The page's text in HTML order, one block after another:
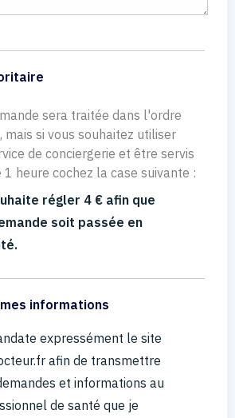
sera traitée dans l'ordre
mais si vous souhaitez utiliser
de conciergerie et être servis
1 heure cochez la case suivante :
régler 4 € afin que
soit passée en
informations
expressément le site
afin de transmettre
et informations au
de santé que je